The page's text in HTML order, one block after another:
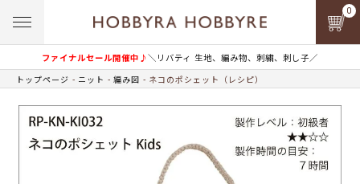
ファイナルセール開催中♪＼リバティ 生地、編み物、刺繍、刺し子／
0
トップページ ニット 編み図 ネコのポシェット（レシピ）